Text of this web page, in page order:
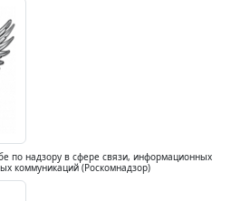
по надзору в сфере связи, информационных
коммуникаций (Роскомнадзор)